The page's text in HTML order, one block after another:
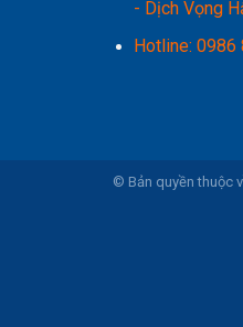
- Dịch Vọng
Hotline: 0986
© Bản quyền thuộc